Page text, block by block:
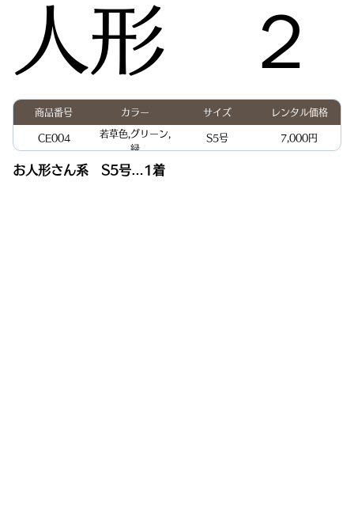
人形 ２
商品番号 カラー サイズ レンタル価格
CE004
若草色,グリーン,
緑
S5号 7,000円
お人形さん系 S5号…1着